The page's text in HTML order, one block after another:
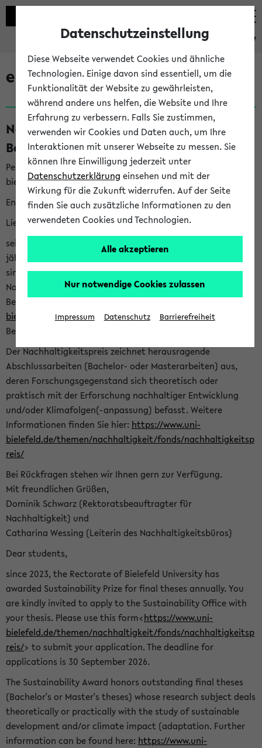
eKVV
eKVV News
Nachhaltigkeitspreis 2026:
Bewerbungsphase gestartet (06.08.26)
Per E-Mail eingestellt von nachhaltigkeitsbuero@uni-
bielefeld.de an den Verteiler 'Alle Studierenden':
English version below
Liebe Studierende,
seit 2023 verleiht das Rektorat der Universität Bielefeld
jährlich den Nachhaltigkeitspreis für Abschlussarbeiten. Sie
sind herzlich eingeladen sich mit Ihrer Abschlussarbeit beim
Nachhaltigkeitsbüro zu bewerben. Bitte nutzen Sie für Ihre
Bewerbung dieses Formular<https://formulare.uni-
bielefeld.de/frontend-server/form/provide/913/>. Die
Bewerbungsfrist endet am 30.09.2026.
Der Nachhaltigkeitspreis zeichnet herausragende
Abschlussarbeiten (Bachelor- oder Masterarbeiten) aus,
deren Forschungsgegenstand sich theoretisch oder
praktisch mit der Erforschung nachhaltiger Entwicklung
und/oder Klimafolgen(-anpassung) befasst. Weitere
Informationen finden Sie hier: https://www.uni-
bielefeld.de/themen/nachhaltigkeit/fonds/nachhaltigkeitsp
reis/
Bei Rückfragen stehen wir Ihnen gern zur Verfügung.
Mit freundlichen Grüßen,
Dominik Schwarz (Rektoratsbeauftragter für
Nachhaltigkeit) und
Catharina Wessing (Leiterin des Nachhaltigkeitsbüros)
Dear students,
since 2023, the Rectorate of Bielefeld University has
awarded Sustainability Prize for final theses annually. You
are kindly invited to apply to the Sustainability Office with
your thesis. Please use this form<https://www.uni-
bielefeld.de/themen/nachhaltigkeit/fonds/nachhaltigkeitsp
reis/> to submit your application. The deadline for
applications is 30 September 2026.
The Sustainability Award honors outstanding final theses
(Bachelor's or Master's theses) whose research subject deals
theoretically or practically with the study of sustainable
development and/or climate impact (adaptation. Further
information can be found here: https://www.uni-
Datenschutzeinstellung
Diese Webseite verwendet Cookies und ähnliche
Technologien. Einige davon sind essentiell, um die
Funktionalität der Website zu gewährleisten,
während andere uns helfen, die Website und Ihre
Erfahrung zu verbessern. Falls Sie zustimmen,
verwenden wir Cookies und Daten auch, um Ihre
Interaktionen mit unserer Webseite zu messen. Sie
können Ihre Einwilligung jederzeit unter
Datenschutzerklärung einsehen und mit der
Wirkung für die Zukunft widerrufen. Auf der Seite
finden Sie auch zusätzliche Informationen zu den
verwendeten Cookies und Technologien.
Alle akzeptieren
Nur notwendige Cookies zulassen
Impressum Datenschutz Barrierefreiheit